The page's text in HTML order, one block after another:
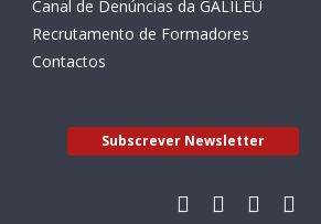
Canal de Denúncias da GALILEU
Recrutamento de Formadores
Contactos
Subscrever Newsletter